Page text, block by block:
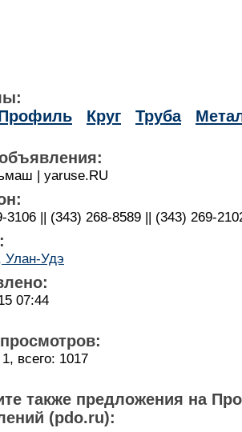
Круг Труба
| yaruse.RU
3106 || (343) 268-8589 || (343) 269-
Улан-Удэ
07:44
всего: 1017
также предложения на
(pdo.ru):